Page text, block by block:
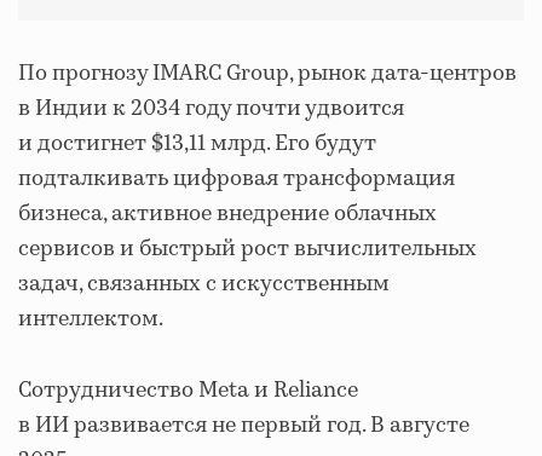
По прогнозу IMARC Group, рынок дата-центров
в Индии к 2034 году почти удвоится
и достигнет $13,11 млрд. Его будут
подталкивать цифровая трансформация
бизнеса, активное внедрение облачных
сервисов и быстрый рост вычислительных
задач, связанных с искусственным
интеллектом.
Сотрудничество Meta и Reliance
в ИИ развивается не первый год. В августе